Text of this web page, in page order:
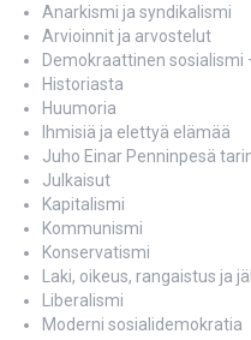
Anarkismi ja syndikalismi
Arvioinnit ja arvostelut
Demokraattinen sosialismi
Historiasta
Huumoria
Ihmisiä ja elettyä elämää
Juho Einar Penninpesä
Julkaisut
Kapitalismi
Kommunismi
Konservatismi
Laki, oikeus, rangaistus ja
Liberalismi
Moderni sosialidemokratia